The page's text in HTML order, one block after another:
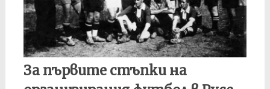
За първите стъпки на